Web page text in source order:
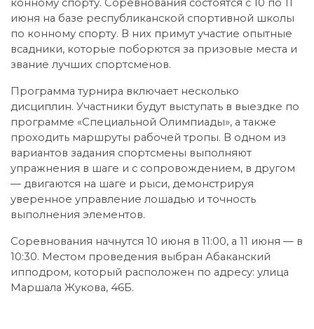
конному спорту. Соревнования состоятся с 10 по 11
июня на базе республиканской спортивной школы
по конному спорту. В них примут участие опытные
всадники, которые поборются за призовые места и
звание лучших спортсменов.
Программа турнира включает несколько
дисциплин. Участники будут выступать в выездке по
программе «Специальной Олимпиады», а также
проходить маршруты рабочей тропы. В одном из
вариантов задания спортсмены выполняют
упражнения в шаге и с сопровождением, в другом
— двигаются на шаге и рыси, демонстрируя
уверенное управление лошадью и точность
выполнения элементов.
Соревнования начнутся 10 июня в 11:00, а 11 июня — в
10:30. Местом проведения выбран Абаканский
ипподром, который расположен по адресу: улица
Маршала Жукова, 46Б.